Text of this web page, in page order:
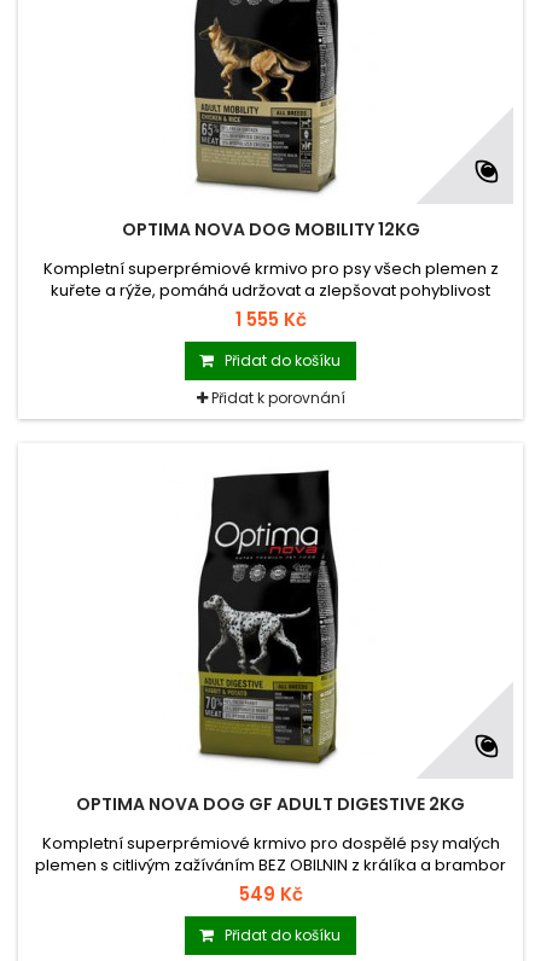
OPTIMA NOVA DOG MOBILITY 12KG
Kompletní superprémiové krmivo pro psy všech plemen z
kuřete a rýže, pomáhá udržovat a zlepšovat pohyblivost
kloubů
1 555 Kč
Přidat do košíku
Přidat k porovnání
OPTIMA NOVA DOG GF ADULT DIGESTIVE 2KG
Kompletní superprémiové krmivo pro dospělé psy malých
plemen s citlivým zažíváním BEZ OBILNIN z králíka a brambor
549 Kč
Přidat do košíku